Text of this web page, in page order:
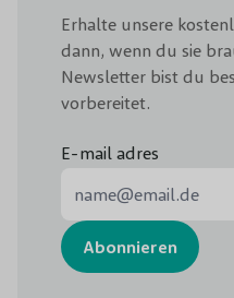
Erhalte unsere
dann, wenn du sie
Newsletter bist du
vorbereitet.
E-mail adres
Abonnieren